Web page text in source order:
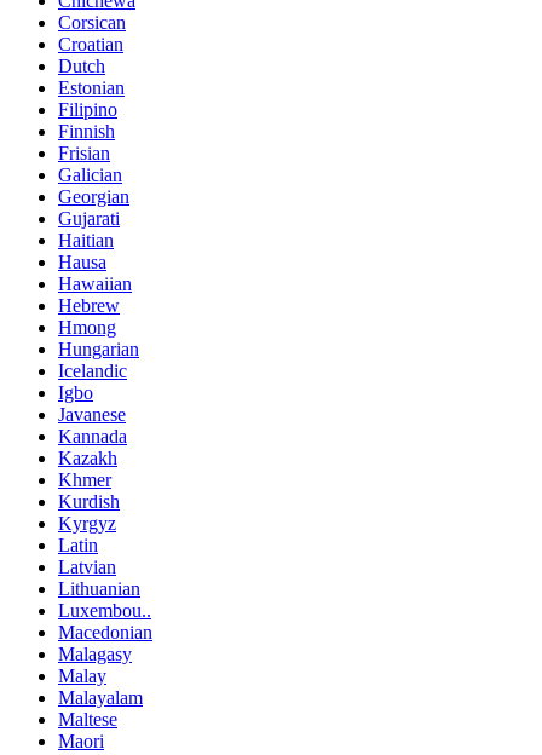
Corsican
Croatian
Dutch
Estonian
Filipino
Finnish
Frisian
Galician
Georgian
Gujarati
Haitian
Hausa
Hawaiian
Hebrew
Hmong
Hungarian
Icelandic
Igbo
Javanese
Kannada
Kazakh
Khmer
Kurdish
Kyrgyz
Latin
Latvian
Lithuanian
Luxembou..
Macedonian
Malagasy
Malay
Malayalam
Maltese
Maori